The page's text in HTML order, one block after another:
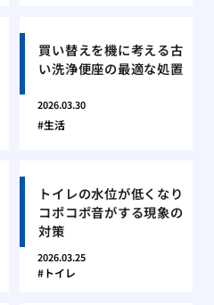
買い替えを機に考える古
い洗浄便座の最適な処置
2026.03.30
生活
トイレの水位が低くなり
コポコポ音がする現象の
対策
2026.03.25
トイレ